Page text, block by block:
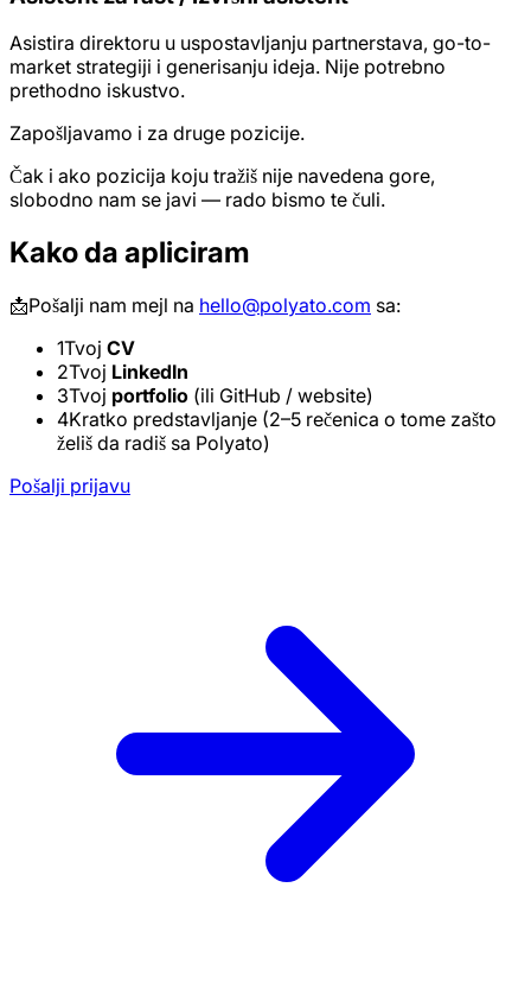
Asistira direktoru u uspostavljanju partnerstava, go-to-
market strategiji i generisanju ideja. Nije potrebno
prethodno iskustvo.
Zapošljavamo i za druge pozicije.
Čak i ako pozicija koju tražiš nije navedena gore,
slobodno nam se javi — rado bismo te čuli.
Kako da apliciram
📩Pošalji nam mejl na hello@polyato.com sa:
1Tvoj CV
2Tvoj LinkedIn
3Tvoj portfolio (ili GitHub / website)
4Kratko predstavljanje (2–5 rečenica o tome zašto
želiš da radiš sa Polyato)
Pošalji prijavu